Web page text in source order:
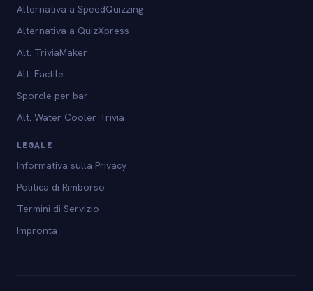
Alternativa a SpeedQuizzing
Alternativa a QuizXpress
Alt. TriviaMaker
Alt. Factile
Sporcle per bar
Alt. Water Cooler Trivia
LEGALE
Informativa sulla Privacy
Politica di Rimborso
Termini di Servizio
Impronta